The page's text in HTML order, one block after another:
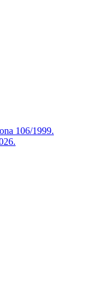
106/1999.